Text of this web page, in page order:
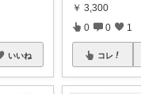
いいね
￥ 3,300
0 0 1
コレ